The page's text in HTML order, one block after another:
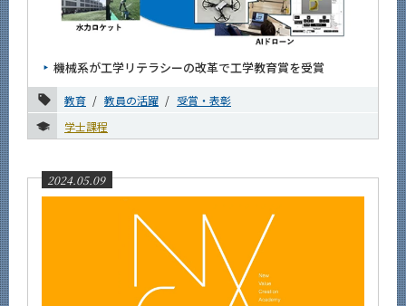
機械系が工学リテラシーの改革で工学教育賞を受賞
教育 教員の活躍
受賞・表彰
学士課程
2024.05.09